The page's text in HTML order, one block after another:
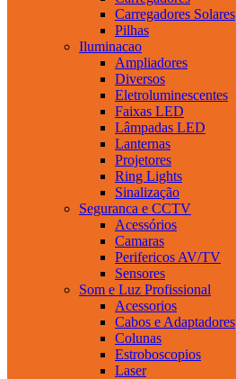
Carregadores Solares
Pilhas
Iluminacao
Ampliadores
Diversos
Eletroluminescentes
Faixas LED
Lâmpadas LED
Lanternas
Projetores
Ring Lights
Sinalização
Seguranca e CCTV
Acessórios
Camaras
Perifericos AV/TV
Sensores
Som e Luz Profissional
Acessorios
Cabos e Adaptadores
Colunas
Estroboscopios
Laser